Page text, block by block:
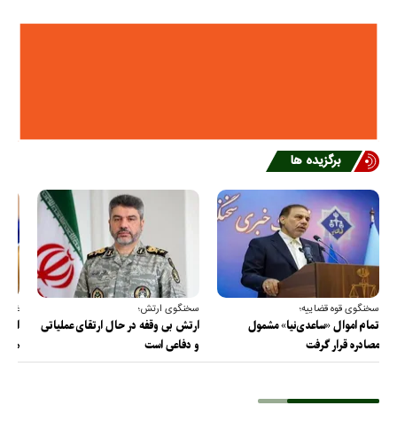
برگزیده ها
سخنگوی قوه قضاییه؛
تمام اموال «ساعدی‌نیا» مشمول
مصادره قرار گرفت
سخنگوی ارتش؛
ارتش بی وقفه در حال ارتقای عملیاتی
و دفاعی است